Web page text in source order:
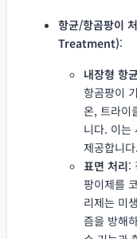
항균/항곰팡이
Treatment):
내장형 항
항곰팡이
온, 트라이
니다. 이는
제공합니다.
표면 처리:
팡이제를
리제는 미
즘을 방해